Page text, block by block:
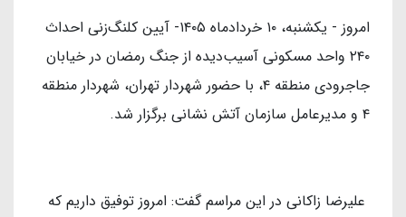
امروز - یکشنبه، ۱۰ خردادماه ۱۴۰۵- آیین کلنگ‌زنی احداث
۲۴۰ واحد مسکونی آسیب‌دیده از جنگ رمضان در خیابان
جاجرودی منطقه ۴، با حضور شهردار تهران، شهردار منطقه
۴ و مدیرعامل سازمان آتش نشانی برگزار شد.
علیرضا زاکانی در این مراسم گفت: امروز توفیق داریم که